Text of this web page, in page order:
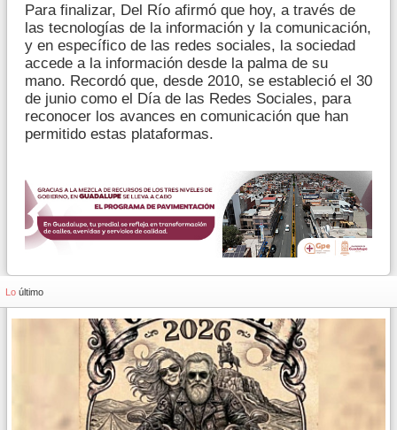
Para finalizar, Del Río afirmó que hoy, a través de
las tecnologías de la información y la comunicación,
y en específico de las redes sociales, la sociedad
accede a la información desde la palma de su
mano. Recordó que, desde 2010, se estableció el 30
de junio como el Día de las Redes Sociales, para
reconocer los avances en comunicación que han
permitido estas plataformas.
Lo último